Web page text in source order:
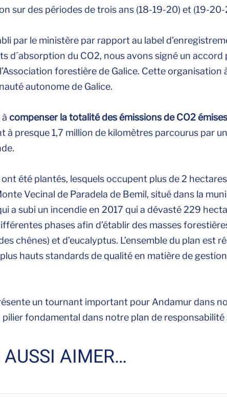
sur des périodes de trois ans (18-19-20) et (19-20-
par le ministère par rapport au label
d´absorption du CO2, nous avons signé un accord
forestière de Galice. Cette
autonome de Galice.
compenser la totalité des émissions de CO2
à presque 1,7 million de kilomètres parcourus par
été plantés, lesquels occupent plus de 2
Vecinal de Paradela de Bemil, situé dans la
a subi un incendie en 2017 qui a dévasté 229
phases afin d’établir des masses
chênes) et d’eucalyptus. L’ensemble du plan est
hauts standards de qualité en matière de
un tournant important pour Andamur dans
pilier fondamental dans notre plan de responsabilité
AIMER…